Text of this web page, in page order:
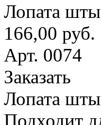
Лопата
166,00 руб.
Арт. 0074
Заказать
Лопата
Подходит